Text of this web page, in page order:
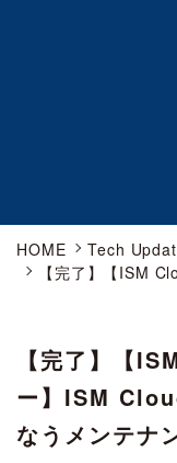
HOME
Tech
【完了】【ISM
【完了】【
ー】ISM
なうメンテナ